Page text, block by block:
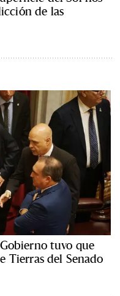
de las
tuvo que
Tierras del Senado